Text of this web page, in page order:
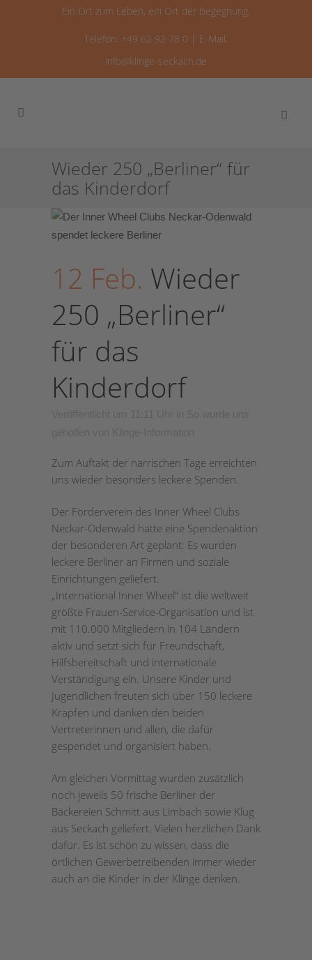
Ein Ort zum Leben, ein Ort der Begegnung.
Telefon: +49 62 92 78 0 | E-Mail:
info@klinge-seckach.de
Wieder 250 „Berliner“ für
das Kinderdorf
12 Feb. Wieder
250 „Berliner“
für das
Kinderdorf
Zum Auftakt der närrischen Tage erreichten
uns wieder besonders leckere Spenden.
Der Förderverein des Inner Wheel Clubs
Neckar-Odenwald hatte eine Spendenaktion
der besonderen Art geplant: Es wurden
leckere Berliner an Firmen und soziale
Einrichtungen geliefert.
„International Inner Wheel“ ist die weltweit
größte Frauen-Service-Organisation und ist
mit 110.000 Mitgliedern in 104 Ländern
aktiv und setzt sich für Freundschaft,
Hilfsbereitschaft und internationale
Verständigung ein. Unsere Kinder und
Jugendlichen freuten sich über 150 leckere
Krapfen und danken den beiden
Vertreterinnen und allen, die dafür
gespendet und organisiert haben.
Am gleichen Vormittag wurden zusätzlich
noch jeweils 50 frische Berliner der
Bäckereien Schmitt aus Limbach sowie Klug
aus Seckach geliefert. Vielen herzlichen Dank
dafür. Es ist schön zu wissen, dass die
örtlichen Gewerbetreibenden immer wieder
auch an die Kinder in der Klinge denken.